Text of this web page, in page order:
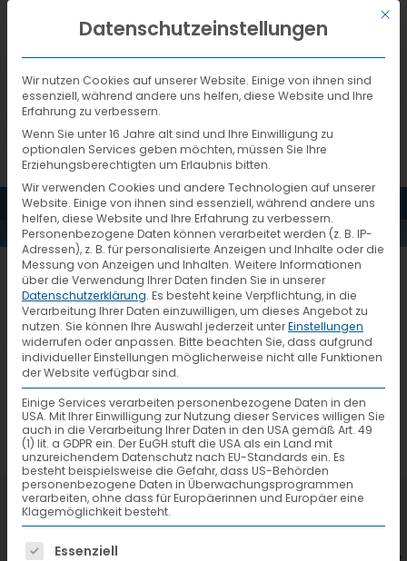
DEUTSCH
MENÜ
AKTUELLES
Dispo-Treffen-2019-Bergwerk1
Eingang Bergwerk
7. Juli 2026
VTL hat neuen Aufsichtsrat gewählt
Mit
Datenschutzeinstellungen
Wir nutzen Cookies auf unserer Website. Einige von ihnen sind
essenziell, während andere uns helfen, diese Website und Ihre
Erfahrung zu verbessern.
Wenn Sie unter 16 Jahre alt sind und Ihre Einwilligung zu
optionalen Services geben möchten, müssen Sie Ihre
Erziehungsberechtigten um Erlaubnis bitten.
Wir verwenden Cookies und andere Technologien auf unserer
Website. Einige von ihnen sind essenziell, während andere uns
helfen, diese Website und Ihre Erfahrung zu verbessern.
Personenbezogene Daten können verarbeitet werden (z. B. IP-
Adressen), z. B. für personalisierte Anzeigen und Inhalte oder die
Messung von Anzeigen und Inhalten. Weitere Informationen
über die Verwendung Ihrer Daten finden Sie in unserer
Datenschutzerklärung. Es besteht keine Verpflichtung, in die
Verarbeitung Ihrer Daten einzuwilligen, um dieses Angebot zu
nutzen. Sie können Ihre Auswahl jederzeit unterEinstellungen
widerrufen oder anpassen. Bitte beachten Sie, dass aufgrund
individueller Einstellungen möglicherweise nicht alle Funktionen
der Website verfügbar sind.
Einige Services verarbeiten personenbezogene Daten in den
USA. Mit Ihrer Einwilligung zur Nutzung dieser Services willigen Sie
auch in die Verarbeitung Ihrer Daten in den USA gemäß Art. 49
(1) lit. a GDPR ein. Der EuGH stuft die USA als ein Land mit
unzureichendem Datenschutz nach EU-Standards ein. Es
besteht beispielsweise die Gefahr, dass US-Behörden
personenbezogene Daten in Überwachungsprogrammen
verarbeiten, ohne dass für Europäerinnen und Europäer eine
Klagemöglichkeit besteht.
Es folgt eine Liste der Service-Gruppen,
Essenziell